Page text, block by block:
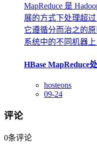
MapReduce 是
展的方式下处理超
它遵循分而治之的
系统中的不同机器
HBase MapReduce
hosteons
09-24
评论
0条评论